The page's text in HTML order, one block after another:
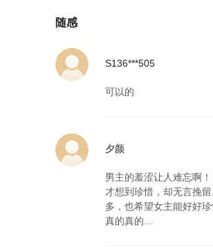
随感
S136***505
可以的
夕颜
男主的羞涩让人难忘啊
才想到珍惜，却无言挽
多，也希望女主能好好
真的真的…